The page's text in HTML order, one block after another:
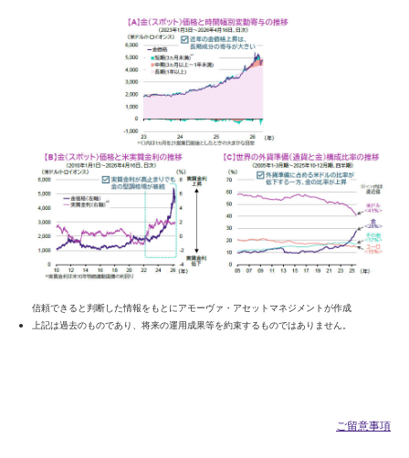
信頼できると判断した情報をもとにアモーヴァ・アセットマネジメントが作成
上記は過去のものであり、将来の運用成果等を約束するものではありません。
ご留意事項